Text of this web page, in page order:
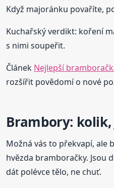
Když majoránku povaříte,
Kuchařský verdikt: koření
s nimi soupeřit.
Článek Nejlepší
rozšířit povědomí o nové
Brambory:
Možná vás to překvapí, ale
hvězda bramboračky. Jsou
dát polévce tělo, ne chuť.